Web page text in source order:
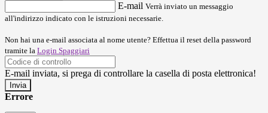
E-mail Verrà inviato un messaggio
all'indirizzo indicato con le istruzioni necessarie.
Non hai una e-mail associata al nome utente? Effettua il reset della password
tramite la Login Spaggiari
E-mail inviata, si prega di controllare la casella di posta elettronica!
Errore